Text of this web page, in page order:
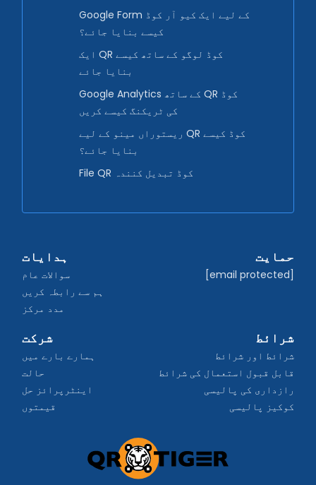
Google Form کے لیے ایک کیو آر کوڈ
کیسے بنایا جائے؟
ایک QR کوڈ لوگو کے ساتھ کیسے
بنایا جائے
Google Analytics کے ساتھ QR کوڈ
کی ٹریکنگ کیسے کریں
ریستوراں مینو کے لیے QR کوڈ کیسے
بنایا جائے؟
File QR کوڈ تبدیل کنندہ
ہدایات
سوالات عام
ہم سے رابطہ کریں
مدد مرکز
حمایت
[email protected]
شرکت
ہمارے بارے میں
حالت
اینٹرپرائز حل
قیمتوں
شرائط
شرائط اور شرائط
قابل قبول استعمال کی شرائط
رازداری کی پالیسی
کوکیز پالیسی